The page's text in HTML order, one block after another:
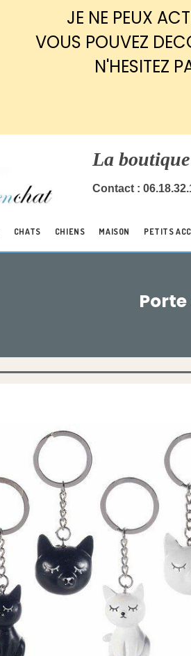
JE NE PEUX
VOUS POUVEZ
N'HESITEZ
La
Contact :
CHATS CHIENS MAISON PETITS